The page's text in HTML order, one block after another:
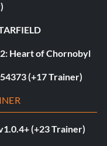
Heart of Chornobyl
(+17 Trainer)
(+23 Trainer)